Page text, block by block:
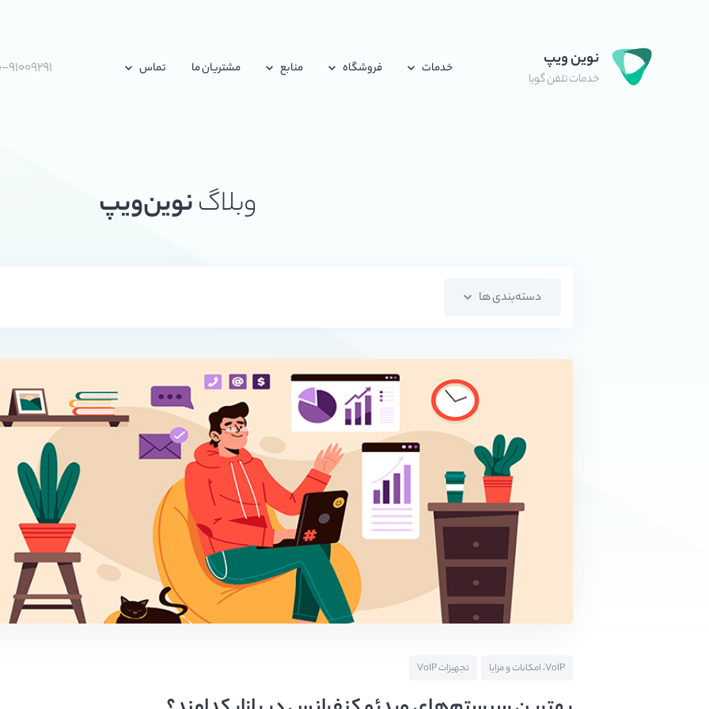
نوین ویپ
خدمات تلفن گویا
خدمات فروشگاه منابع مشتریان ما تماس ۰۲۱-
وبلاگنوین‌ویپ
دسته‌بندی ها
VoIP، امکانات و مزایا تجهیزات VoIP